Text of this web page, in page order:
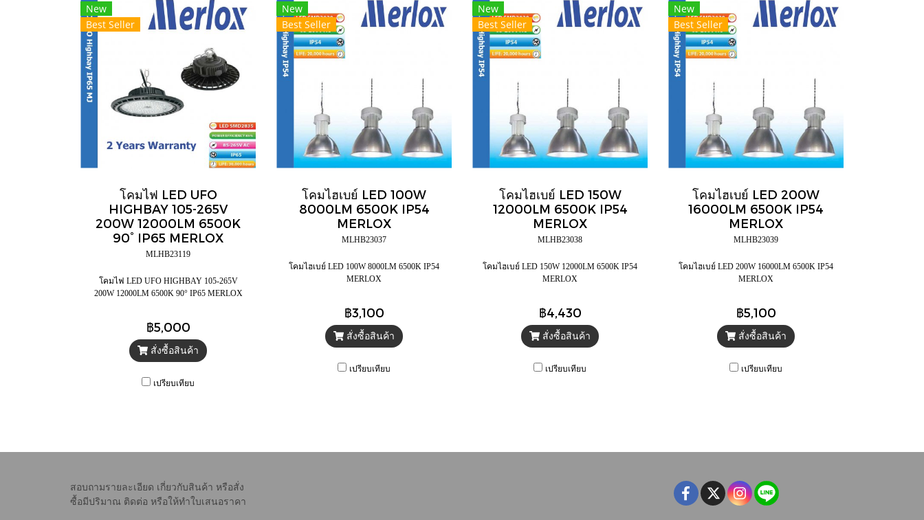
New
Best Seller
โคมไฟ LED UFO
HIGHBAY 105-265V
200W 12000LM 6500K
90° IP65 MERLOX
MLHB23119
โคมไฟ LED UFO HIGHBAY 105-265V
200W 12000LM 6500K 90° IP65 MERLOX
฿5,000
สั่งซื้อสินค้า
เปรียบเทียบ
New
Best Seller
โคมไฮเบย์ LED 100W
8000LM 6500K IP54
MERLOX
MLHB23037
โคมไฮเบย์ LED 100W 8000LM 6500K IP54
MERLOX
฿3,100
สั่งซื้อสินค้า
เปรียบเทียบ
New
Best Seller
โคมไฮเบย์ LED 150W
12000LM 6500K IP54
MERLOX
MLHB23038
โคมไฮเบย์ LED 150W 12000LM 6500K IP54
MERLOX
฿4,430
สั่งซื้อสินค้า
เปรียบเทียบ
New
Best Seller
โคมไฮเบย์ LED 200W
16000LM 6500K IP54
MERLOX
MLHB23039
โคมไฮเบย์ LED 200W 16000LM 6500K IP54
MERLOX
฿5,100
สั่งซื้อสินค้า
เปรียบเทียบ
สอบถามรายละเอียด เกี่ยวกับสินค้า หรือสั่ง
ซื้อมีปริมาณ ติดต่อ หรือให้ทำใบเสนอราคา